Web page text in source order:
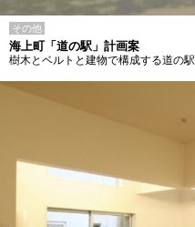
その他
海上町「道の駅」計画案
樹木とベルトと建物で構成する道の駅